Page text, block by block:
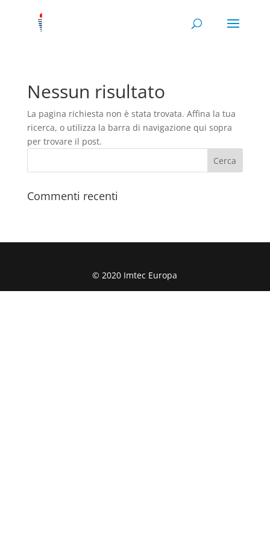
Nessun risultato
La pagina richiesta non è stata trovata. Affina la tua
ricerca, o utilizza la barra di navigazione qui sopra
per trovare il post.
Commenti recenti
© 2020 Imtec Europa